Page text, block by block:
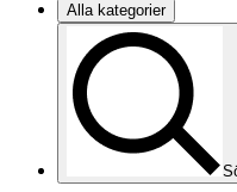
Alla kategorier